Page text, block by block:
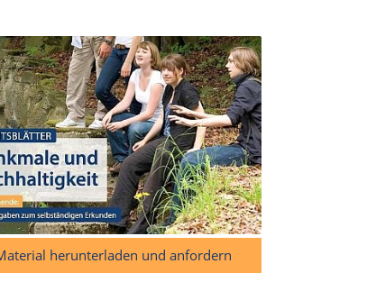
herunterladen und anfordern